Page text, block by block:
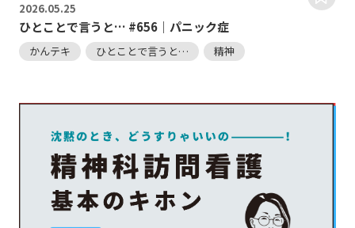
2026.05.25
ひとことで言うと… #656｜パニック症
かんテキ ひとことで言うと… 精神